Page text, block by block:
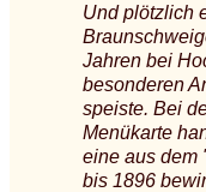
Und plötzlich
Jahren bei
besonderen
speiste. Bei
Menükarte
eine aus dem
bis 1896